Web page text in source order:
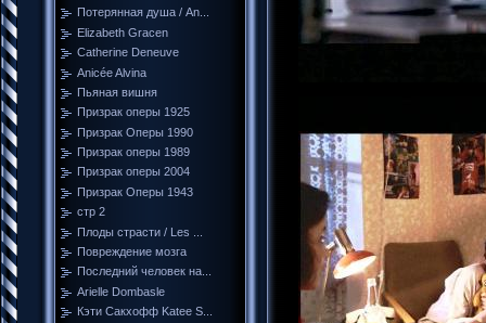
Потерянная душа / An...
Elizabeth Gracen
Catherine Deneuve
Anicée Alvina
Пьяная вишня
Призрак оперы 1925
Призрак Оперы 1990
Призрак оперы 1989
Призрак оперы 2004
Призрак Оперы 1943
стр 2
Плоды страсти / Les ...
Повреждение мозга
Последний человек на...
Arielle Dombasle
Кэти Сакхофф Katee S...